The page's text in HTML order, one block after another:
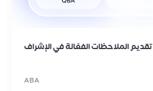
تقديم الملاحظات الفعّالة في الإشراف
ABA